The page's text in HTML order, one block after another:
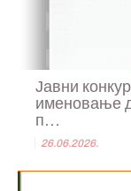
Јавни
именовање
п...
26.06.2026.